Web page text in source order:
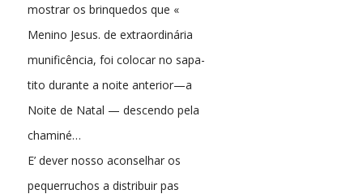
mostrar os brinquedos que «
Menino Jesus. de extraordinária
munificência, foi colocar no sapa-
tito durante a noite anterior—a
Noite de Natal — descendo pela
chaminé…
E’ dever nosso aconselhar os
pequerruchos a distribuir pas